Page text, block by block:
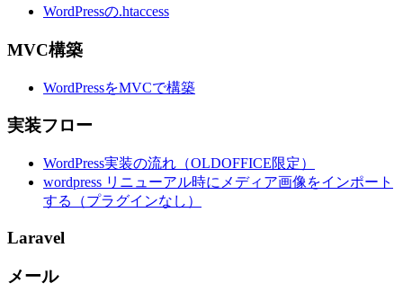
WordPressの.htaccess
MVC構築
WordPressをMVCで構築
実装フロー
WordPress実装の流れ（OLDOFFICE限定）
wordpress リニューアル時にメディア画像をインポート
する（プラグインなし）
Laravel
メール